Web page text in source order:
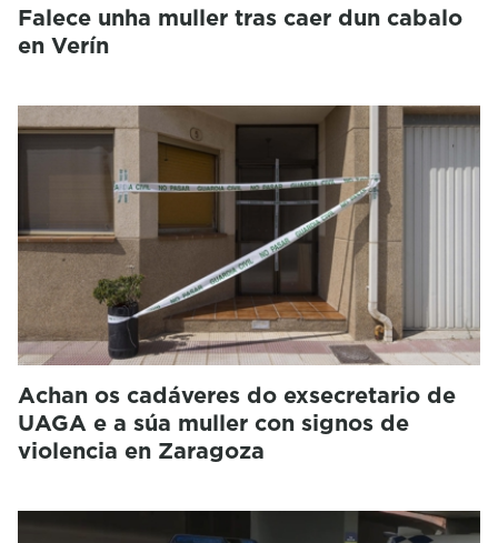
Falece unha muller tras caer dun cabalo
en Verín
Achan os cadáveres do exsecretario de
UAGA e a súa muller con signos de
violencia en Zaragoza